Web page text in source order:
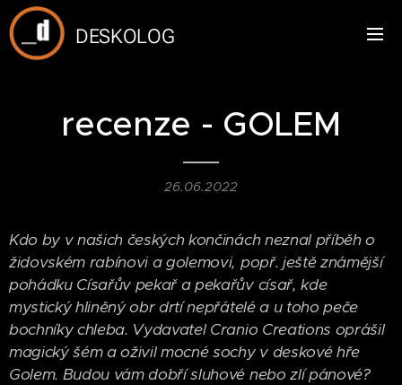
DESKOLOG
recenze - GOLEM
26.06.2022
Kdo by v našich českých končinách neznal příběh o
židovském rabínovi a golemovi, popř. ještě známější
pohádku Císařův pekař a pekařův císař, kde
mystický hliněný obr drtí nepřátelé a u toho peče
bochníky chleba. Vydavatel Cranio Creations oprášil
magický šém a oživil mocné sochy v deskové hře
Golem. Budou vám dobří sluhové nebo zlí pánové?